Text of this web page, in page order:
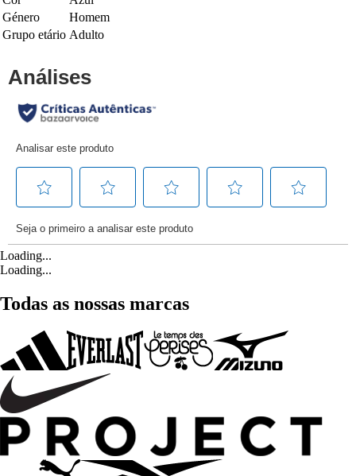
Género
Homem
Grupo etário Adulto
Loading...
Loading...
Todas as nossas marcas